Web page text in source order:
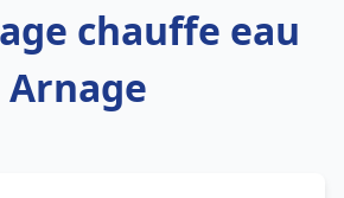
chauffe eau
Arnage